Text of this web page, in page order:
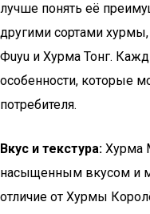
лучше понять её
другими сортами
Фuyu и Хурма Тонг.
особенности, которые
потребителя.
Вкус и текстура: Хурма
насыщенным вкусом и
отличие от Хурмы